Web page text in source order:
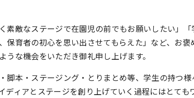
素敵なステージで在園児の前でもお願いしたい」「
保育者の初心を思い出させてもらえた」など、お褒
うな機会をいただき御礼申し上げます。
脚本・ステージング・とりまとめ等、学生の持つ様
ディアとステージを創り上げていく過程にはとても